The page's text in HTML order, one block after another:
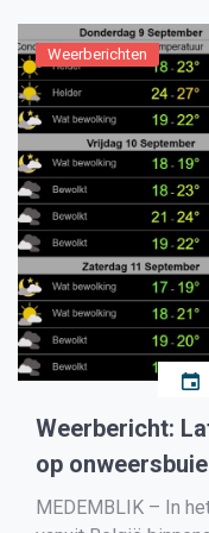
Weerberichten
Weerbericht:
op
MEDEMBLIK – In